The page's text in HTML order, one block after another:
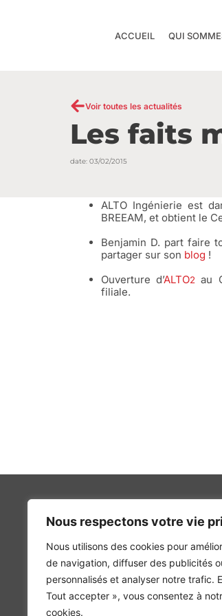
Nous respectons votre vie
Nous utilisons des cookies pour
de navigation, diffuser des publicités
personnalisés et analyser notre trafic.
Tout accepter », vous consentez à
cookies.
ACCUEIL QUI
Voir toutes les actualités
Les faits
date: 03/02/2015
ALTO Ingénierie est
BREEAM, et obtient le
Benjamin D. part faire
partager sur son blog !
Ouverture d’ALTO2 au
filiale.
INGÉNIERIE DE L’ÉNERGIE ET
CONCEVONS, ENSEMBLE,